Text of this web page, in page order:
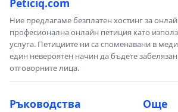
Peticiq.com
Ние предлагаме безплатен хостинг за
професионална онлайн петиция като
услуга. Петициите ни са споменавани в
един невероятен начин да бъдете
отговорните лица.
Ръководства Още